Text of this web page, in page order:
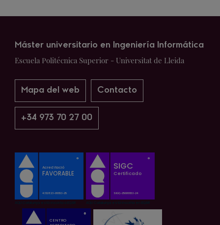
Máster universitario en Ingeniería Informática
Escuela Politécnica Superior - Universitat de Lleida
Mapa del web Contacto
+34 973 70 27 00